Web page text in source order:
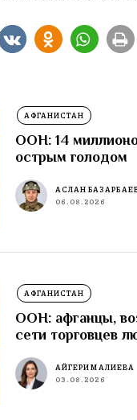
АФГАНИСТАН
ООН: 14
острым голодом
АСЛАН
06.08.2026
АФГАНИСТАН
ООН: афганцы,
сети торговцев
АЙГЕРИМ АЛИЕВА
03.08.2026